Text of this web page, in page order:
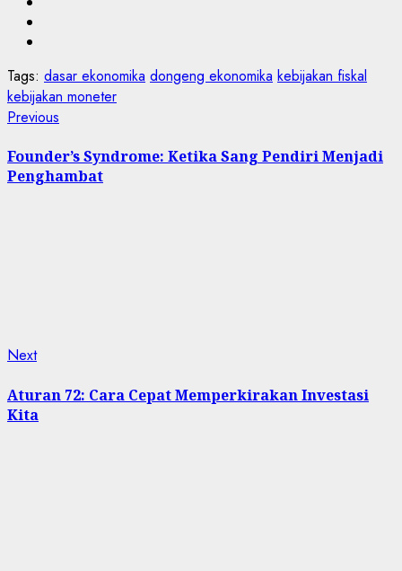
Tags: dasar ekonomika dongeng ekonomika kebijakan fiskal
kebijakan moneter
Post
navigation
Previous
Founder’s Syndrome: Ketika Sang Pendiri Menjadi
Penghambat
NextNext
Aturan 72: Cara Cepat Memperkirakan Investasi
Kita